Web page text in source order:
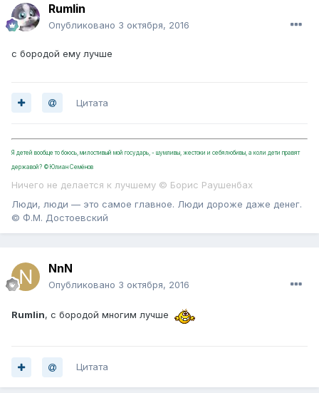
Rumlin
Опубликовано 3 октября, 2016
с бородой ему лучше
Цитата
Я детей вообще то боюсь, милостивый мой государь, - шумливы, жестоки и себялюбивы, а коли дети правят
державой? ©Юлиан Семёнов
Ничего не делается к лучшему © Борис Раушенбах
Люди, люди — это самое главное. Люди дороже даже денег.
© Ф.М. Достоевский
NnN
Опубликовано 3 октября, 2016
Rumlin, с бородой многим лучше
Цитата